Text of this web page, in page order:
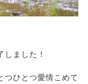
ました！
つひとつ愛情こめて